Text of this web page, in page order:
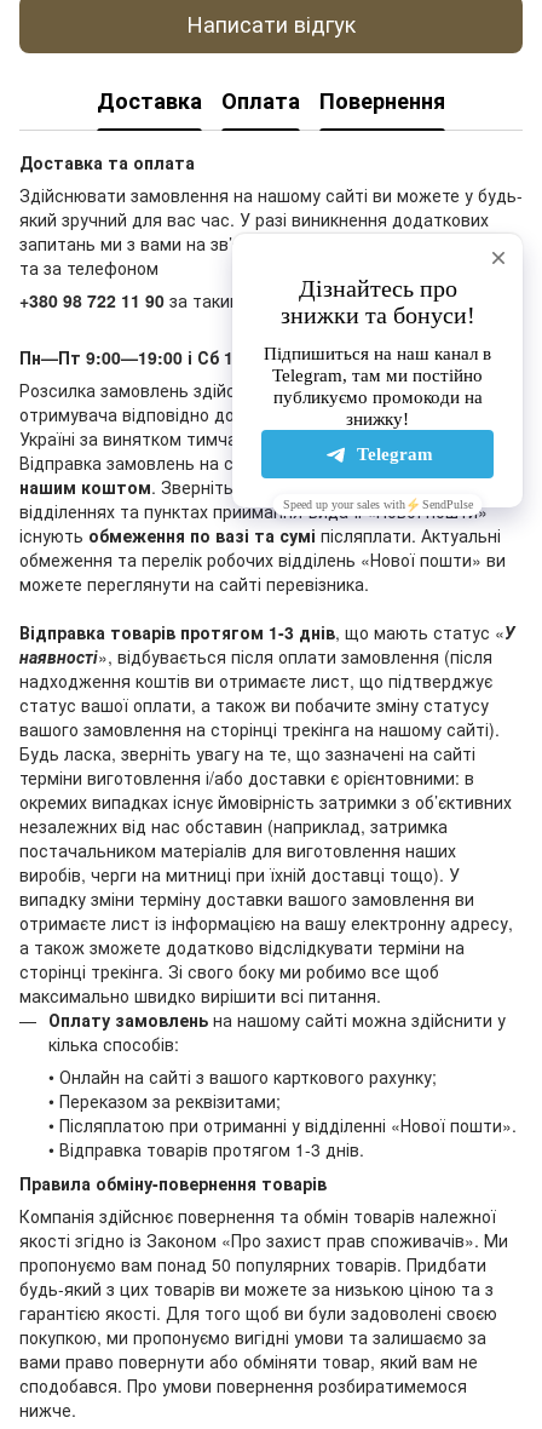
Написати відгук
Доставка Оплата Повернення
Доставка та оплата
Здійснювати замовлення на нашому сайті ви можете у будь-
який зручний для вас час. У разі виникнення додаткових
запитань ми з вами на зв’язку у Telegram-чаті, месенджерах
та за телефоном
+380 98 722 11 90 за таким графіком:
Пн—Пт 9:00—19:00 і Сб 10:00—18:00, Нд - вихідний
Розсилка замовлень здійснюється «Новою поштою» за кошт
отримувача відповідно до тарифів перевізника по всій
Україні за винятком тимчасово окупованих територій.
Відправка замовлень на суму
від 20 000 грнвідбувається
нашим коштом. Зверніть, будь ласка, увагу, що в деяких
відділеннях та пунктах приймання-видачі «Нової пошти»
існують обмеження по вазі та сумі післяплати. Актуальні
обмеження та перелік робочих відділень «Нової пошти» ви
можете переглянути на сайті перевізника.
Відправка товарів протягом 1-3 днів, що мають статус «У
наявності», відбувається після оплати замовлення (після
надходження коштів ви отримаєте лист, що підтверджує
статус вашої оплати, а також ви побачите зміну статусу
вашого замовлення на сторінці трекінга на нашому сайті).
Будь ласка, зверніть увагу на те, що зазначені на сайті
терміни виготовлення і/або доставки є орієнтовними: в
окремих випадках існує ймовірність затримки з об’єктивних
незалежних від нас обставин (наприклад, затримка
постачальником матеріалів для виготовлення наших
виробів, черги на митниці при їхній доставці тощо). У
випадку зміни терміну доставки вашого замовлення ви
отримаєте лист із інформацією на вашу електронну адресу,
а також зможете додатково відслідкувати терміни на
сторінці трекінга. Зі свого боку ми робимо все щоб
максимально швидко вирішити всі питання.
Оплату замовлень на нашому сайті можна здійснити у
кілька способів:
• Онлайн на сайті з вашого карткового рахунку;
• Переказом за реквізитами;
• Післяплатою при отриманні у відділенні «Нової пошти».
• Відправка товарів протягом 1-3 днів.
Правила обміну-повернення товарів
Компанія здійснює повернення та обмін товарів належної
якості згідно із Законом «Про захист прав споживачів». Ми
пропонуємо вам понад 50 популярних товарів. Придбати
будь-який з цих товарів ви можете за низькою ціною та з
гарантією якості. Для того щоб ви були задоволені своєю
покупкою, ми пропонуємо вигідні умови та залишаємо за
вами право повернути або обміняти товар, який вам не
сподобався. Про умови повернення розбиратимемося
нижче.